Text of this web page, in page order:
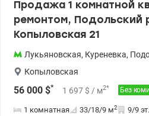
Продажа 1 комнатной
ремонтом, Подольский
Копыловская 21
Лукьяновская, Куреневка,
Копыловская
56 000 $* 1 697 $ / м2* Без
1 комнатная 33/18/9 м2 9/9 эт.